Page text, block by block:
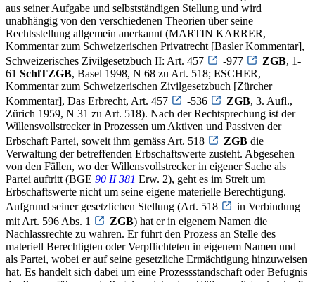
aus seiner Aufgabe und selbstständigen Stellung und wird
unabhängig von den verschiedenen Theorien über seine
Rechtsstellung allgemein anerkannt (MARTIN KARRER,
Kommentar zum Schweizerischen Privatrecht [Basler Kommentar],
Schweizerisches Zivilgesetzbuch II: Art. 457
-977 ZGB, 1-
61 SchlTZGB, Basel 1998, N 68 zu Art. 518; ESCHER,
Kommentar zum Schweizerischen Zivilgesetzbuch [Zürcher
Kommentar], Das Erbrecht, Art. 457
-536 ZGB, 3. Aufl.,
Zürich 1959, N 31 zu Art. 518). Nach der Rechtsprechung ist der
Willensvollstrecker in Prozessen um Aktiven und Passiven der
Erbschaft Partei, soweit ihm gemäss Art. 518
ZGB die
Verwaltung der betreffenden Erbschaftswerte zusteht. Abgesehen
von den Fällen, wo der Willensvollstrecker in eigener Sache als
Partei auftritt (BGE 90 II 381 Erw. 2), geht es im Streit um
Erbschaftswerte nicht um seine eigene materielle Berechtigung.
Aufgrund seiner gesetzlichen Stellung (Art. 518
in Verbindung
mit Art. 596 Abs. 1
ZGB) hat er in eigenem Namen die
Nachlassrechte zu wahren. Er führt den Prozess an Stelle des
materiell Berechtigten oder Verpflichteten in eigenem Namen und
als Partei, wobei er auf seine gesetzliche Ermächtigung hinzuweisen
hat. Es handelt sich dabei um eine Prozessstandschaft oder Befugnis